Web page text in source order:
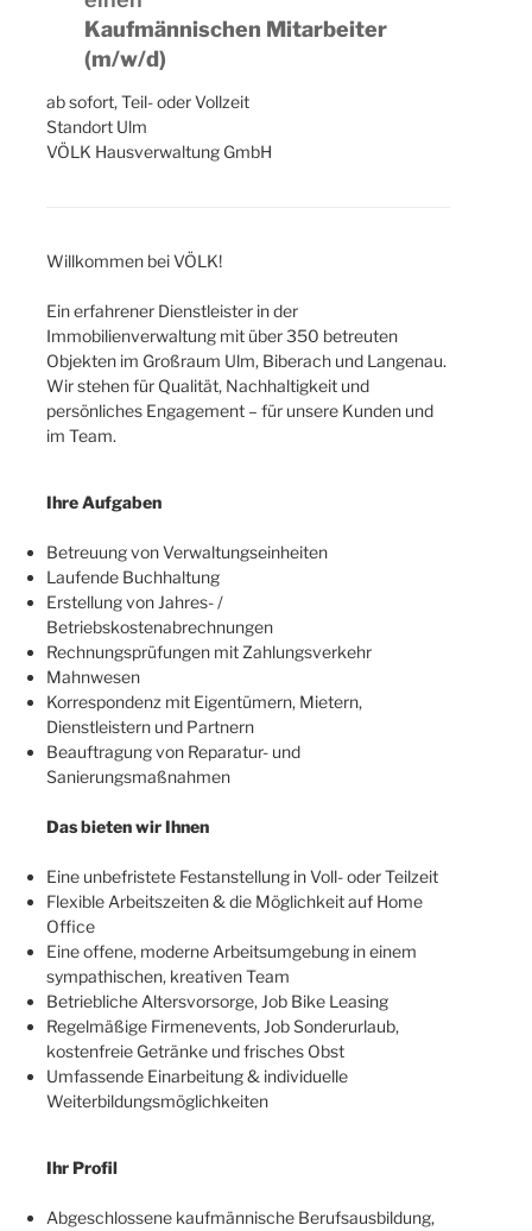
Kaufmännischen Mitarbeiter
(m/w/d)
ab sofort, Teil- oder Vollzeit
Standort Ulm
VÖLK Hausverwaltung GmbH
Willkommen bei VÖLK!
Ein erfahrener Dienstleister in der
Immobilienverwaltung mit über 350 betreuten
Objekten im Großraum Ulm, Biberach und Langenau.
Wir stehen für Qualität, Nachhaltigkeit und
persönliches Engagement – für unsere Kunden und
im Team.
Ihre Aufgaben
Betreuung von Verwaltungseinheiten
Laufende Buchhaltung
Erstellung von Jahres- /
Betriebskostenabrechnungen
Rechnungsprüfungen mit Zahlungsverkehr
Mahnwesen
Korrespondenz mit Eigentümern, Mietern,
Dienstleistern und Partnern
Beauftragung von Reparatur- und
Sanierungsmaßnahmen
Das bieten wir Ihnen
Eine unbefristete Festanstellung in Voll- oder Teilzeit
Flexible Arbeitszeiten & die Möglichkeit auf Home
Office
Eine offene, moderne Arbeitsumgebung in einem
sympathischen, kreativen Team
Betriebliche Altersvorsorge, Job Bike Leasing
Regelmäßige Firmenevents, Job Sonderurlaub,
kostenfreie Getränke und frisches Obst
Umfassende Einarbeitung & individuelle
Weiterbildungsmöglichkeiten
Ihr Profil
Abgeschlossene kaufmännische Berufsausbildung,